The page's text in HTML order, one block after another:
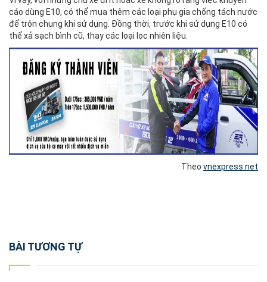
cáo dùng E10, có thể mua thêm các loại phụ gia chống tách nước
để trộn chung khi sử dụng. Đồng thời, trước khi sử dụng E10 có
thể xả sạch bình cũ, thay các loại lọc nhiên liệu.
Theo vnexpress.net
Post
navigation
BÀI TƯƠNG TỰ